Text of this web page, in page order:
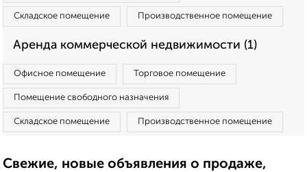
Складское помещение Производственное помещение
Аренда коммерческой недвижимости (1)
Офисное помещение Торговое помещение
Помещение свободного назначения
Складское помещение Производственное помещение
Свежие, новые объявления о продаже,